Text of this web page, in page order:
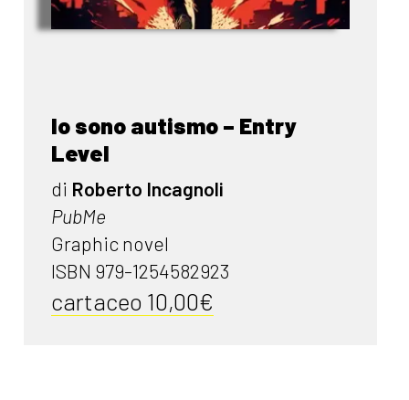
Io sono autismo – Entry
Level
di Roberto Incagnoli
PubMe
Graphic novel
ISBN 979-1254582923
cartaceo 10,00€